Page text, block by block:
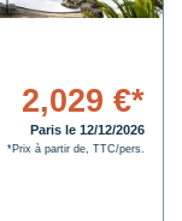
2,029 €*
Paris le 12/12/2026
*Prix à partir de, TTC/pers.